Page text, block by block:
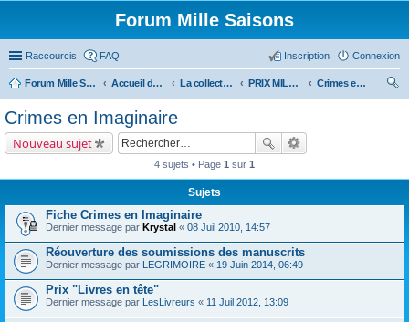
Forum Mille Saisons
Raccourcis FAQ Connexion
Inscription
Forum Mille Saisons Accueil du forum La collection Mille Saisons PRIX MILLE SAISONS (et anthologies Solstice)
Crimes en Imaginaire
Crimes en Imaginaire
Nouveau sujet
4 sujets • Page 1 sur 1
Sujets
Fiche Crimes en Imaginaire
Dernier message par Krystal « 08 Juil 2010, 14:57
Réouverture des soumissions des manuscrits
Dernier message par LEGRIMOIRE « 19 Juin 2014, 06:49
Prix "Livres en tête"
Dernier message par LesLivreurs « 11 Juil 2012, 13:09